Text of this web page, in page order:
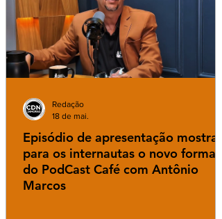
Episódio de apresentação mostra
para os internautas o novo formato
do PodCast Café com Antônio
Marcos
Redação
18 de mai.